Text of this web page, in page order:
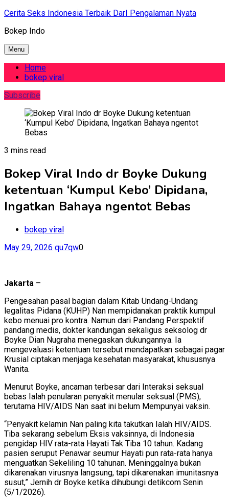
Skip
content
Cerita Seks Indonesia Terbaik DarI Pengalaman Nyata
Bokep Indo
Menu
Home
bokep viral
Subscribe
3 mins read
Bokep Viral Indo dr Boyke Dukung
ketentuan ‘Kumpul Kebo’ Dipidana,
Ingatkan Bahaya ngentot Bebas
bokep viral
May 29, 2026 qu7qw0
Jakarta –
Pengesahan pasal bagian dalam Kitab Undang-Undang
legalitas Pidana (KUHP) Nan mempidanakan praktik kumpul
kebo menuai pro kontra. Namun dari Pandang Perspektif
pandang medis, dokter kandungan sekaligus seksolog dr
Boyke Dian Nugraha menegaskan dukungannya. Ia
mengevaluasi ketentuan tersebut mendapatkan sebagai pagar
Krusial ciptakan menjaga kesehatan masyarakat, khususnya
Wanita.
Menurut Boyke, ancaman terbesar dari Interaksi seksual
bebas Ialah penularan penyakit menular seksual (PMS),
terutama HIV/AIDS Nan saat ini belum Mempunyai vaksin.
“Penyakit kelamin Nan paling kita takutkan Ialah HIV/AIDS.
Tiba sekarang sebelum Eksis vaksinnya, di Indonesia
pengidap HIV rata-rata Hayati Tak Tiba 10 tahun. Kadang
pasien seruput Penawar seumur Hayati pun rata-rata hanya
menguatkan Sekeliling 10 tahunan. Meninggalnya bukan
dikarenakan virusnya langsung, tapi dikarenakan imunitasnya
susut,” Jernih dr Boyke ketika dihubungi detikcom Senin
(5/1/2026).